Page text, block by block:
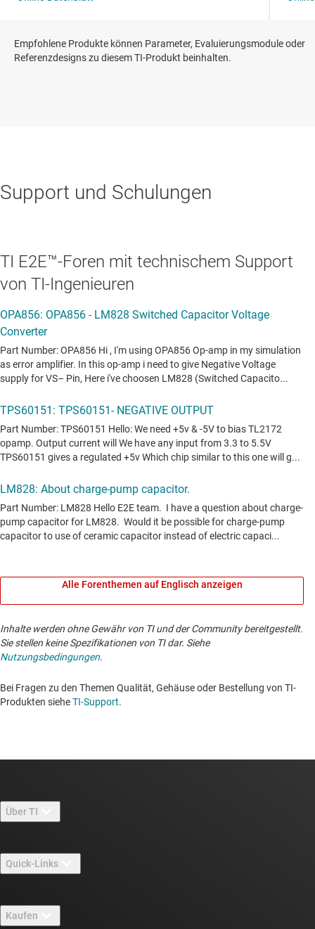
Empfohlene Produkte können Parameter, Evaluierungsmodule oder
Referenzdesigns zu diesem TI-Produkt beinhalten.
Support und Schulungen
TI E2E™-Foren mit technischem Support
von TI-Ingenieuren
Alle Forenthemen auf Englisch anzeigen
Inhalte werden ohne Gewähr von TI und der Community bereitgestellt.
Sie stellen keine Spezifikationen von TI dar. Siehe
Nutzungsbedingungen.
Bei Fragen zu den Themen Qualität, Gehäuse oder Bestellung von TI-
Produkten sieheTI-Support. ​​​​​​​​​​​​​​
Über TI
Stellenangebote
Newsroom
Quick-Links
Kaufen